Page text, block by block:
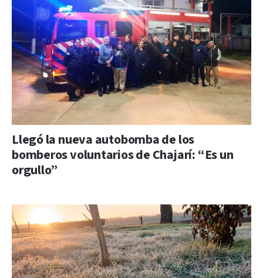
Llegó la nueva autobomba de los
bomberos voluntarios de Chajarí: “Es un
orgullo”